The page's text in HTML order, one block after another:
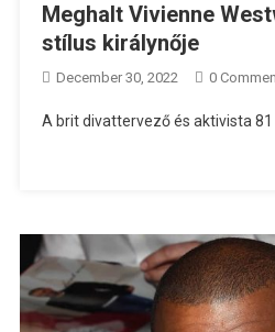
Meghalt Vivienne
stílus királynője
December 30, 2022 0
A brit divattervező és aktivista 81